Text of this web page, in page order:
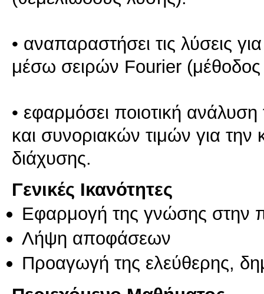
• αναπαραστήσει τις λύσεις
μέσω σειρών Fourier
• εφαρμόσει ποιοτική
και συνοριακών τιμών για την
διάχυσης.
Γενικές Ικανότητες
Εφαρμογή της γνώσης στην
Λήψη αποφάσεων
Προαγωγή της ελεύθερης,